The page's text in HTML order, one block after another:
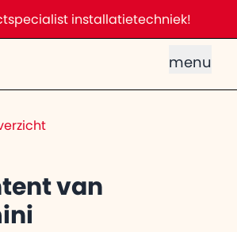
installatietechniek!
menu
van